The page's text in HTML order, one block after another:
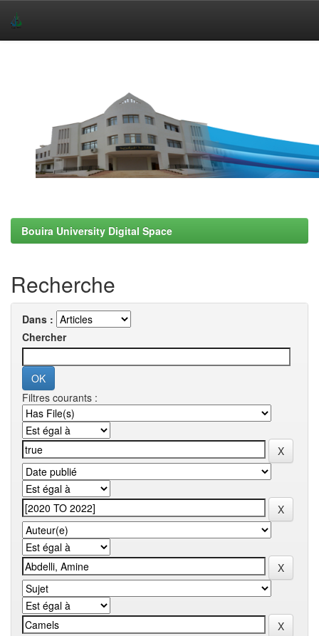
Bouira University Digital Space
Recherche
Dans :
Chercher
Filtres courants :